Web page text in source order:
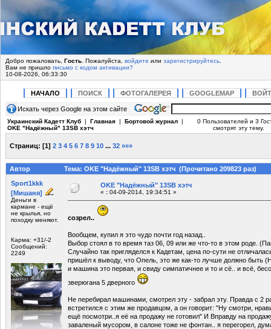
Добро пожаловать, Гость . Пожалуйста, войдите или зарегистрируйтесь
Вам не пришло письмо с кодом активации?
10-08-2026, 06:33:30
НАЧАЛО ПОИСК ФОТОГАЛЕРЕЯ GOOGLEMAP
Искать через Google на этом сайте
Украинский Кадетт Клуб | Главная | Бортовой журнал |
OKE "Надёжный" 13SB хэтч
0 Пользователей и 3
смотрят эту тему.
Страниц: [1] 2 3 4 5 6 7 8 9 10 ... 32 »»»
Автор
Тема: OKE "Надёжный" 13SB хэтч (Прочитано 209823 раз)
Sport1kkk
[Мишаня]
Деньги в
кармане - ещё
не крылья, но
походку меняют.
Карма: +31/-2
Сообщений:
2249
OKE "Надёжный" 13SB хэтч
« : 04-09-2014, 19:34:51 »
созрел..
Вообщем, купил я это чудо почти год назад..
Выбор стоял в то время таз 06, 09 или же что-то в этом роде.
Случайно так пригляделся к Кадетам, цена по-сути не
пришёл к выводу, что Опель, это же как-то лучше должно быть
и машина это первая, и свиду симпатичнее и то и сё.. и всё,
зверюгана 5 дверного
Не перебирал машинами, смотрел эту - забрал эту. Правда с 2
встретился с этим же продавцом, а он говорит: "Ну смотри,
ещё посмотри..я её на продажу не готовил" И Вправду на
заваленый мусором, в салоне тоже не фонтан.. я перегорел,